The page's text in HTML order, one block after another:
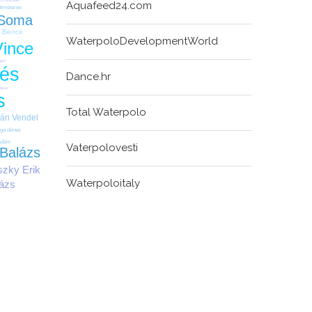
Erik
Vendel
Bence
dénes
Aquafeed24.com
WaterpoloDevelopmentWorld
Dance.hr
Total Waterpolo
Vaterpolovesti
Waterpoloitaly